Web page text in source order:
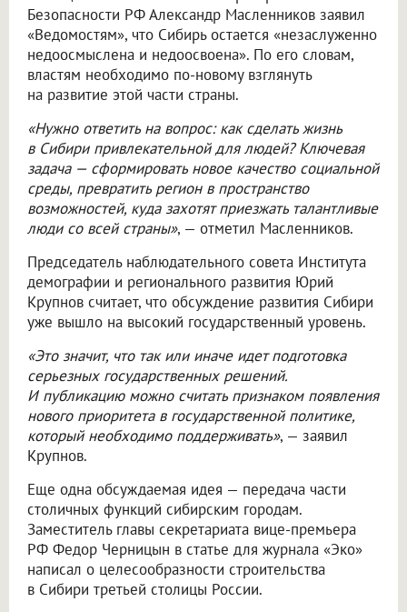
Безопасности РФ Александр Масленников заявил
«Ведомостям», что Сибирь остается «незаслуженно
недоосмыслена и недоосвоена». По его словам,
властям необходимо по-новому взглянуть
на развитие этой части страны.
«Нужно ответить на вопрос: как сделать жизнь
в Сибири привлекательной для людей? Ключевая
задача — сформировать новое качество социальной
среды, превратить регион в пространство
возможностей, куда захотят приезжать талантливые
люди со всей страны», — отметил Масленников.
Председатель наблюдательного совета Института
демографии и регионального развития Юрий
Крупнов считает, что обсуждение развития Сибири
уже вышло на высокий государственный уровень.
«Это значит, что так или иначе идет подготовка
серьезных государственных решений.
И публикацию можно считать признаком появления
нового приоритета в государственной политике,
который необходимо поддерживать», — заявил
Крупнов.
Еще одна обсуждаемая идея — передача части
столичных функций сибирским городам.
Заместитель главы секретариата вице-премьера
РФ Федор Черницын в статье для журнала «Эко»
написал о целесообразности строительства
в Сибири третьей столицы России.